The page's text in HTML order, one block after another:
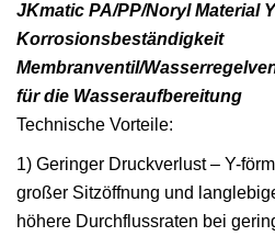
JKmatic PA/PP/Noryl Material
Korrosionsbeständigkeit
Membranventil/
für die Wasseraufbereitung
Technische Vorteile:
1) Geringer Druckverlust – Y-
großer Sitzöffnung und
höhere Durchflussraten bei